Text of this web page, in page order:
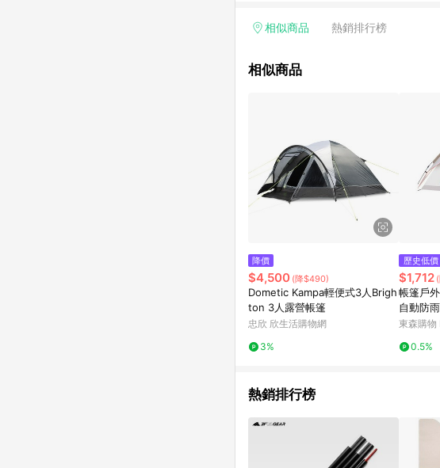
「草莓網」全館商品。 4. 如取消訂單、
面顯示為準。 7. LINE購物設有「單一商
品資料更新會有時間差，如顯示之商品
準。 9. 若有贈點爭議，請務必於訂單日
贈點回饋。 10. 部分點數紅包僅限指定
紅包頁面規則為準。
相似商品 熱銷排行榜
相似商品
降價
$4,500 (降$490)
Dometic Kampa輕便式3人Brigh
ton 3人露營帳篷
忠欣 欣生活購物網
3%
歷史低價
$1,712
帳篷戶
自動防
兒童
東森購物
0.5%
熱銷排行榜